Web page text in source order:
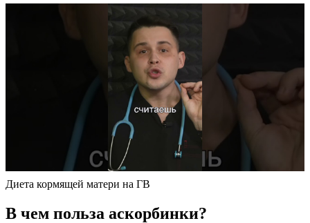
Диета кормящей матери на ГВ
В чем польза аскорбинки?